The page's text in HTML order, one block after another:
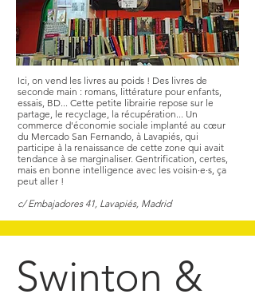
Ici, on vend les livres au poids ! Des livres de
seconde main : romans, littérature pour enfants,
essais, BD... Cette petite librairie repose sur le
partage, le recyclage, la récupération... Un
commerce d'économie sociale implanté au cœur
du Mercado San Fernando, à Lavapiés, qui
participe à la renaissance de cette zone qui avait
tendance à se marginaliser. Gentrification, certes,
mais en bonne intelligence avec les voisin·e·s, ça
peut aller !
c/ Embajadores 41, Lavapiés, Madrid
Swinton &